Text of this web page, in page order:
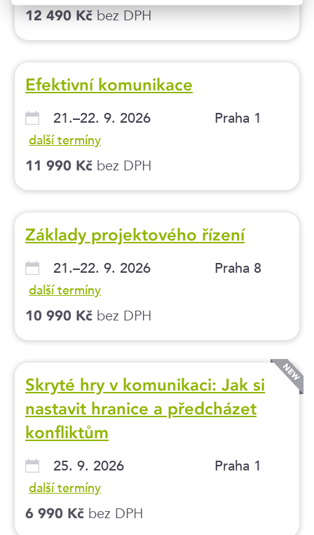
12 490 Kčbez DPH
Efektivní komunikace
21.–22. 9. 2026 Praha 1
další termíny
11 990 Kč bez DPH
Základy projektového řízení
21.–22. 9. 2026 Praha 8
další termíny
10 990 Kč bez DPH
Skryté hry v komunikaci: Jak si
nastavit hranice a předcházet
konfliktům
25. 9. 2026 Praha 1
další termíny
6 990 Kč bez DPH